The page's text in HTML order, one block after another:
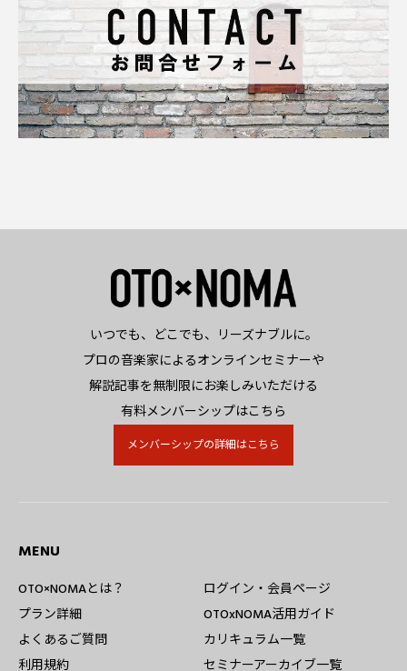
いつでも、どこでも、リーズナブルに。
プロの音楽家によるオンラインセミナーや
解説記事を無制限にお楽しみいただける
有料メンバーシップはこちら
メンバーシップの詳細はこちら
MENU
OTO×NOMAとは？
プラン詳細
よくあるご質問
利用規約
ログイン・会員ページ
OTOxNOMA活用ガイド
カリキュラム一覧
セミナーアーカイブ一覧